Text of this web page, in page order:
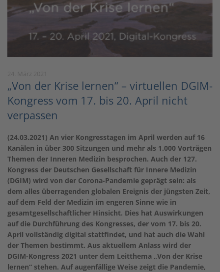
„Von der Krise lernen“ – virtuellen DGIM-
Kongress vom 17. bis 20. April nicht
verpassen
(24.03.2021) An vier Kongresstagen im April werden auf 16
Kanälen in über 300 Sitzungen und mehr als 1.000 Vorträgen
Themen der Inneren Medizin besprochen. Auch der 127.
Kongress der Deutschen Gesellschaft für Innere Medizin
(DGIM) wird von der Corona-Pandemie geprägt sein: als
dem alles überragenden globalen Ereignis der jüngsten Zeit,
auf dem Feld der Medizin im engeren Sinne wie in
gesamtgesellschaftlicher Hinsicht. Dies hat Auswirkungen
auf die Durchführung des Kongresses, der vom 17. bis 20.
April vollständig digital stattfindet, und hat auch die Wahl
der Themen bestimmt. Aus aktuellem Anlass wird der
DGIM-Kongress 2021 unter dem Leitthema „Von der Krise
lernen“ stehen. Auf augenfällige Weise zeigt die Pandemie,